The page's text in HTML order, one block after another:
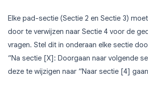
Elke pad-sectie (Sectie 2 en Sectie 3)
door te verwijzen naar Sectie 4 voor de
vragen. Stel dit in onderaan elke sectie
“Na sectie [X]: Doorgaan naar volgende
deze te wijzigen naar “Naar sectie [4]